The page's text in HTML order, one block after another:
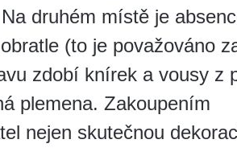
druhém místě je
(to je považováno
zdobí knírek a vousy z
plemena. Zakoupením
nejen skutečnou